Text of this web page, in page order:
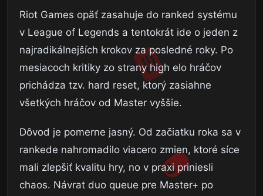
Riot Games opäť zasahuje do ranked systému
v League of Legends a tentokrát ide o jeden z
najradikálnejších krokov za posledné roky. Po
mesiacoch kritiky zo strany high elo hráčov
prichádza tzv. hard reset, ktorý zasiahne
všetkých hráčov od Master vyššie.
Dôvod je pomerne jasný. Od začiatku roka sa v
rankede nahromadilo viacero zmien, ktoré síce
mali zlepšiť kvalitu hry, no v praxi priniesli
chaos. Návrat duo queue pre Master+ po